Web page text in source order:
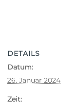
DETAILS
Datum:
26. Januar 2024
Zeit: